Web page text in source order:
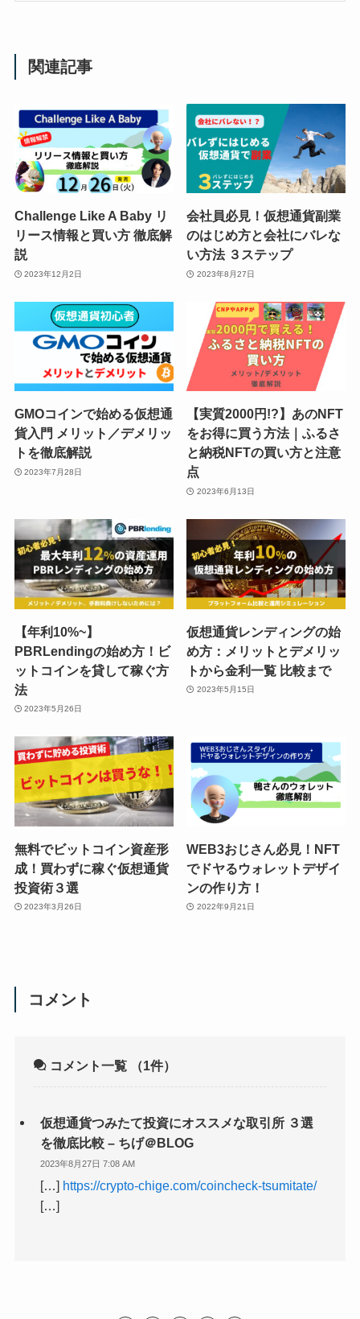
関連記事
Challenge Like A Baby リ
リース情報と買い方 徹底解
説
2023年12月2日
会社員必見！仮想通貨副業
のはじめ方と会社にバレな
い方法 ３ステップ
2023年8月27日
GMOコインで始める仮想通
貨入門 メリット／デメリッ
トを徹底解説
2023年7月28日
【実質2000円!?】あのNFT
をお得に買う方法｜ふるさ
と納税NFTの買い方️と注意
点
2023年6月13日
【年利10%~】
PBRLendingの始め方！ビ
ットコインを貸して稼ぐ方
法
2023年5月26日
仮想通貨レンディングの始
め方：メリットとデメリッ
トから金利一覧 比較まで
2023年5月15日
無料でビットコイン資産形
成！買わずに稼ぐ仮想通貨
投資術３選
2023年3月26日
WEB3おじさん必見！NFT
でドヤるウォレットデザイ
ンの作り方！
2022年9月21日
コメント
コメント一覧 （1件）
仮想通貨つみたて投資にオススメな取引所 ３選
を徹底比較 – ちげ＠BLOG
2023年8月27日 7:08 AM
[…] https://crypto-chige.com/coincheck-tsumitate/
[…]